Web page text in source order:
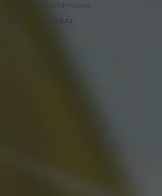
Controle & Conformidade
Liderança & Cultura